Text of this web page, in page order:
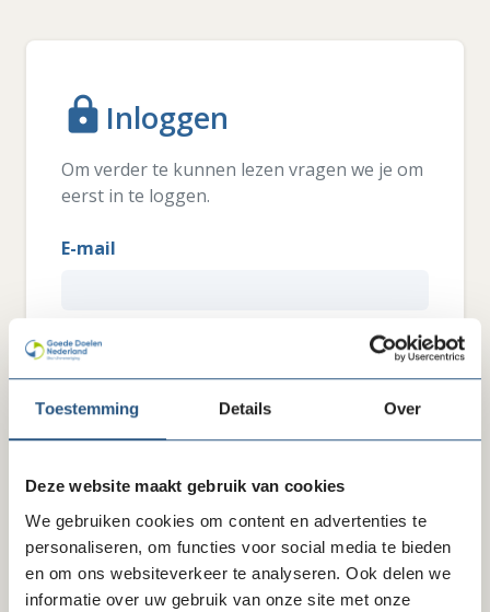
Toestemming Details Over
Deze website maakt gebruik van cookies
We gebruiken cookies om content en advertenties te
personaliseren, om functies voor social media te bieden
en om ons websiteverkeer te analyseren. Ook delen we
informatie over uw gebruik van onze site met onze
lock Inloggen
Om verder te kunnen lezen vragen we je om
eerst in te loggen.
E-mail
Wachtwoord
Heb je interesse in ons lidmaatschap? Wil je weten
wat we je als brancheorganisatie zoal te bieden
hebben?Klik hier